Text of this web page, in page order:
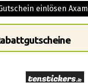
einlösen